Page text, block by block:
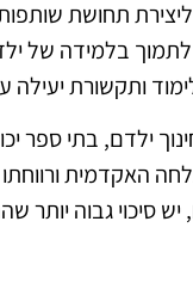
תחושת
בלמידה של
ותקשורת יעילה
ילדם, בתי ספר
האקדמית
גבוה יותר